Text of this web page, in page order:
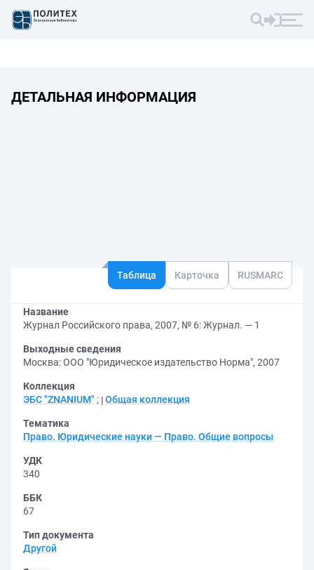
ДЕТАЛЬНАЯ ИНФОРМАЦИЯ
Таблица Карточка RUSMARC
Название
Журнал Российского права, 2007, № 6: Журнал. — 1
Выходные сведения
Москва: ООО "Юридическое издательство Норма", 2007
Коллекция
ЭБС "ZNANIUM" ; Общая коллекция
Тематика
Право. Юридические науки — Право. Общие вопросы
УДК
340
ББК
67
Тип документа
Другой